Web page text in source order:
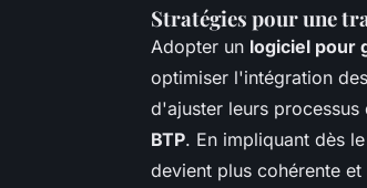
Stratégies pour une
Adopter un logiciel pour
optimiser l'intégration
d'ajuster leurs
BTP. En impliquant dès
devient plus cohérente